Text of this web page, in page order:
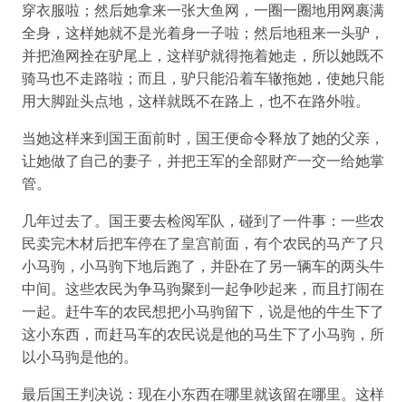
穿衣服啦；然后她拿来一张大鱼网，一圈一圈地用网裹满
全身，这样她就不是光着身一子啦；然后地租来一头驴，
并把渔网拴在驴尾上，这样驴就得拖着她走，所以她既不
骑马也不走路啦；而且，驴只能沿着车辙拖她，使她只能
用大脚趾头点地，这样就既不在路上，也不在路外啦。
当她这样来到国王面前时，国王便命令释放了她的父亲，
让她做了自己的妻子，并把王军的全部财产一交一给她掌
管。
几年过去了。国王要去检阅军队，碰到了一件事：一些农
民卖完木材后把车停在了皇宫前面，有个农民的马产了只
小马驹，小马驹下地后跑了，并卧在了另一辆车的两头牛
中间。这些农民为争马驹聚到一起争吵起来，而且打闹在
一起。赶牛车的农民想把小马驹留下，说是他的牛生下了
这小东西，而赶马车的农民说是他的马生下了小马驹，所
以小马驹是他的。
最后国王判决说：现在小东西在哪里就该留在哪里。这样